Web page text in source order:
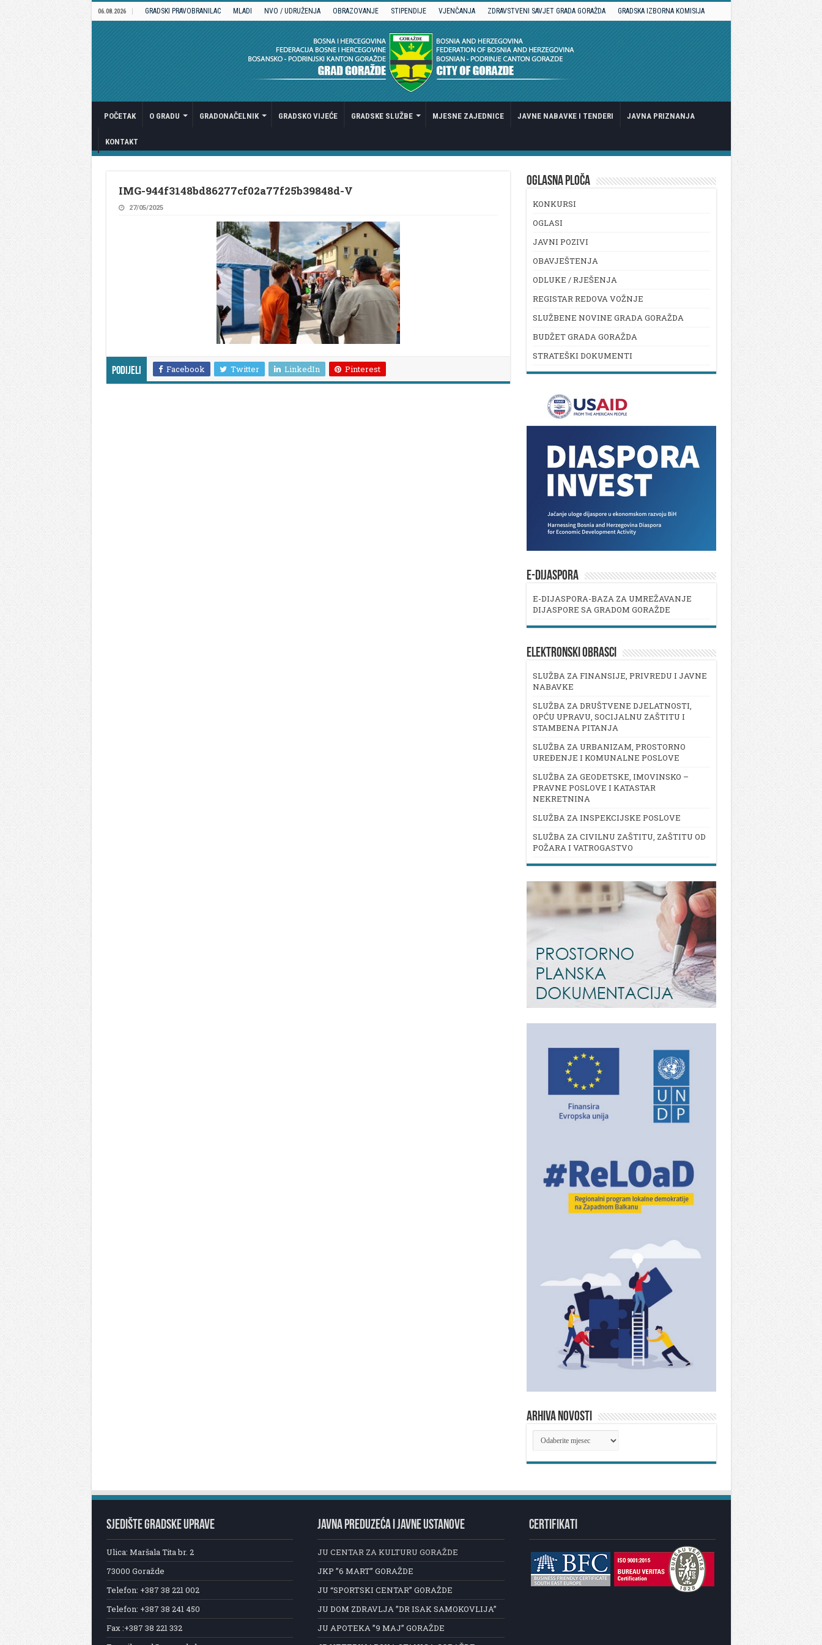
06.08.2026 GRADSKI PRAVOBRANILAC MLADI NVO / UDRUŽENJA OBRAZOVANJE STIPENDIJE VJENČANJA ZDRAVSTVENI SAVJET GRADA GORAŽDA GRADSKA IZBORNA KOMISIJA
POČETAK O GRADU GRADONAČELNIK GRADSKO VIJEĆE GRADSKE SLUŽBE MJESNE ZAJEDNICE JAVNE NABAVKE I TENDERI JAVNA PRIZNANJA
KONTAKT
IMG-944f3148bd86277cf02a77f25b39848d-V
27/05/2025
Podijeli Facebook Twitter LinkedIn Pinterest
OGLASNA PLOČA
KONKURSI
OGLASI
JAVNI POZIVI
OBAVJEŠTENJA
ODLUKE / RJEŠENJA
REGISTAR REDOVA VOŽNJE
SLUŽBENE NOVINE GRADA GORAŽDA
BUDŽET GRADA GORAŽDA
STRATEŠKI DOKUMENTI
E-DIJASPORA
E-DIJASPORA-BAZA ZA UMREŽAVANJE
DIJASPORE SA GRADOM GORAŽDE
ELEKTRONSKI OBRASCI
SLUŽBA ZA FINANSIJE, PRIVREDU I JAVNE
NABAVKE
SLUŽBA ZA DRUŠTVENE DJELATNOSTI,
OPĆU UPRAVU, SOCIJALNU ZAŠTITU I
STAMBENA PITANJA
SLUŽBA ZA URBANIZAM, PROSTORNO
UREĐENJE I KOMUNALNE POSLOVE
SLUŽBA ZA GEODETSKE, IMOVINSKO –
PRAVNE POSLOVE I KATASTAR
NEKRETNINA
SLUŽBA ZA INSPEKCIJSKE POSLOVE
SLUŽBA ZA CIVILNU ZAŠTITU, ZAŠTITU OD
POŽARA I VATROGASTVO
ARHIVA NOVOSTI
ARHIVA
NOVOSTI
SJEDIŠTE GRADSKE UPRAVE
Ulica: Maršala Tita br. 2
73000 Goražde
Telefon: +387 38 221 002
Telefon: +387 38 241 450
Fax :+387 38 221 332
JAVNA PREDUZEĆA I JAVNE USTANOVE
JU CENTAR ZA KULTURU GORAŽDE
JKP ”6 MART” GORAŽDE
JU “SPORTSKI CENTAR” GORAŽDE
JU DOM ZDRAVLJA ”DR ISAK SAMOKOVLIJA”
JU APOTEKA ”9 MAJ” GORAŽDE
CERTIFIKATI